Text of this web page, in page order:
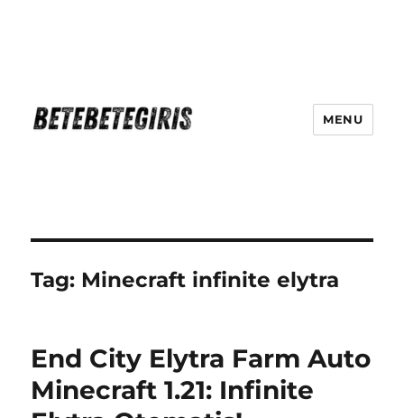
MENU
Tag: Minecraft infinite elytra
End City Elytra Farm Auto
Minecraft 1.21: Infinite